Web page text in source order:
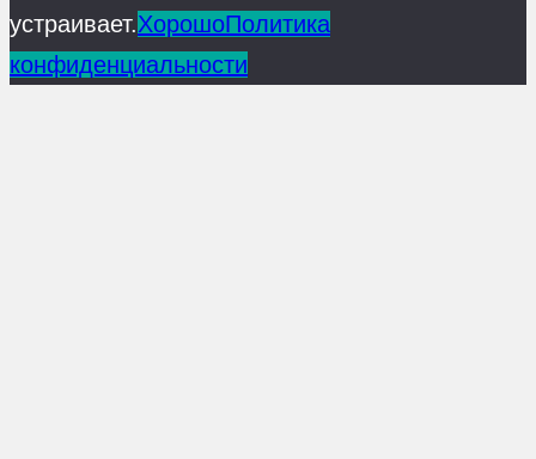
устраивает.ХорошоПолитика
конфиденциальности